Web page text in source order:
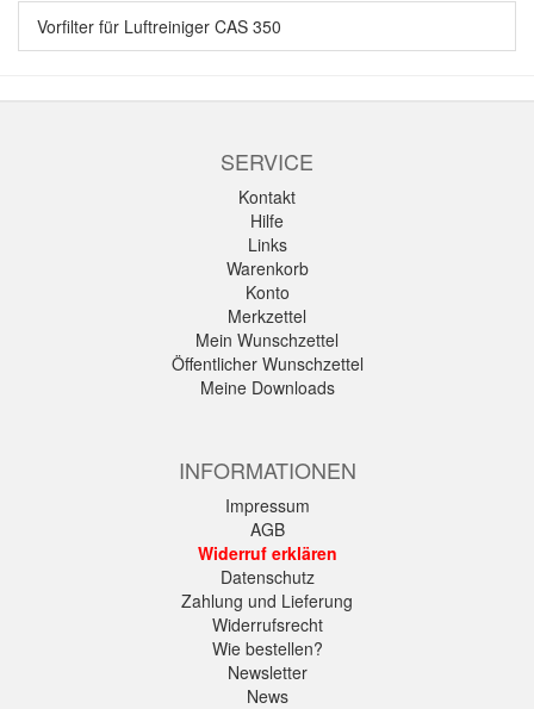
Vorfilter für Luftreiniger CAS 350
SERVICE
Kontakt
Hilfe
Links
Warenkorb
Konto
Merkzettel
Mein Wunschzettel
Öffentlicher Wunschzettel
Meine Downloads
INFORMATIONEN
Impressum
AGB
Widerruf erklären
Datenschutz
Zahlung und Lieferung
Widerrufsrecht
Wie bestellen?
Newsletter
News